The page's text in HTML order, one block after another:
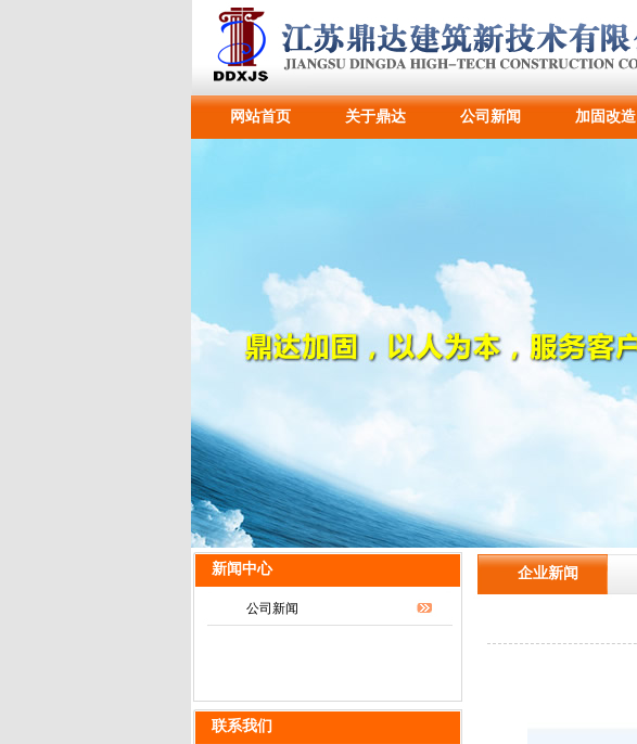
网站首页 关于鼎达 公司新闻 加固改造
新闻中心
公司新闻
联系我们
企业新闻